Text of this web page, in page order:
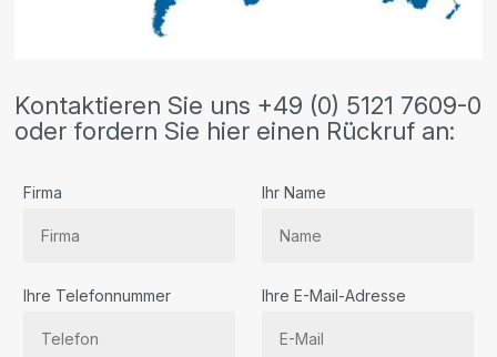
Kontaktieren Sie uns +49 (0) 5121 7609-0
oder fordern Sie hier einen Rückruf an:
Firma Ihr Name
Ihre Telefonnummer Ihre E-Mail-Adresse